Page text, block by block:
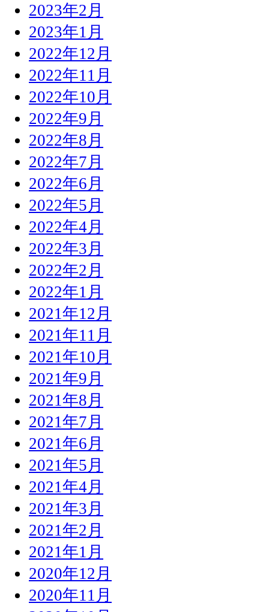
2023年2月
2023年1月
2022年12月
2022年11月
2022年10月
2022年9月
2022年8月
2022年7月
2022年6月
2022年5月
2022年4月
2022年3月
2022年2月
2022年1月
2021年12月
2021年11月
2021年10月
2021年9月
2021年8月
2021年7月
2021年6月
2021年5月
2021年4月
2021年3月
2021年2月
2021年1月
2020年12月
2020年11月